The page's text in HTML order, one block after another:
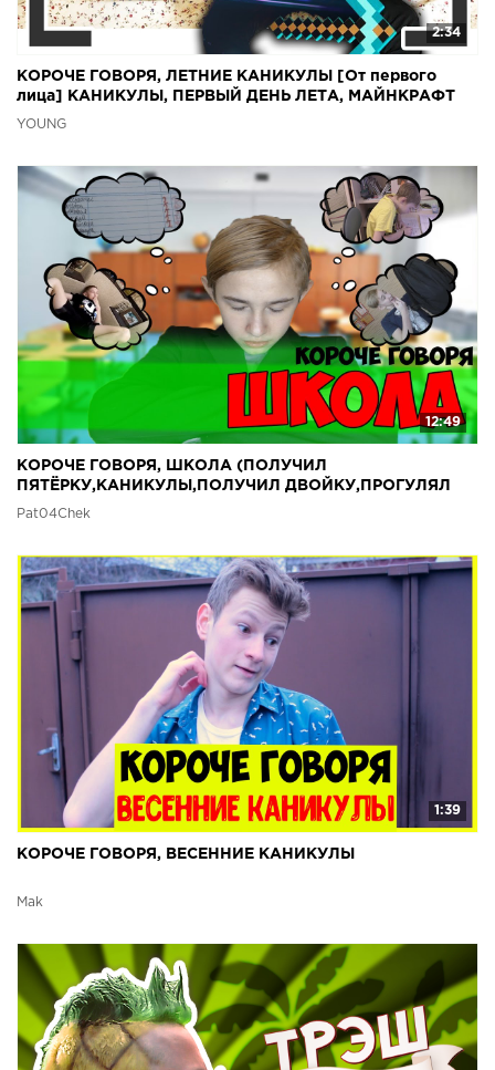
2:34
КОРОЧЕ ГОВОРЯ, ЛЕТНИЕ КАНИКУЛЫ [От первого
лица] КАНИКУЛЫ, ПЕРВЫЙ ДЕНЬ ЛЕТА, МАЙНКРАФТ
YOUNG
12:49
КОРОЧЕ ГОВОРЯ, ШКОЛА (ПОЛУЧИЛ
ПЯТЁРКУ,КАНИКУЛЫ,ПОЛУЧИЛ ДВОЙКУ,ПРОГУЛЯЛ
ШКОЛУ)-СБОРНИК
Pat04Chek
1:39
КОРОЧЕ ГОВОРЯ, ВЕСЕННИЕ КАНИКУЛЫ
Mak